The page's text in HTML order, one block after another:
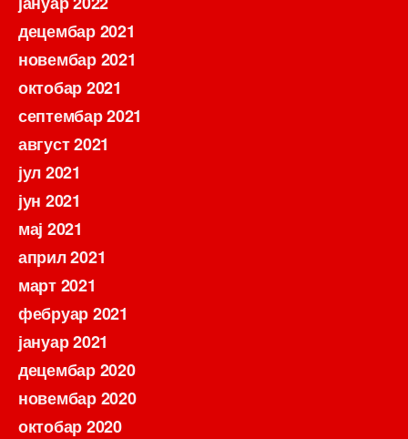
децембар 2021
новембар 2021
октобар 2021
септембар 2021
август 2021
јул 2021
јун 2021
мај 2021
април 2021
март 2021
фебруар 2021
јануар 2021
децембар 2020
новембар 2020
октобар 2020